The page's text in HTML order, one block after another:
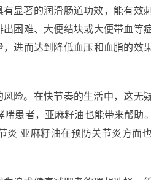
显著的润滑肠道功效，能有效
困难、大便结块或大便带血等
进而达到降低血压和血脂的效
险。在快节奏的生活中，这无
患者，亚麻籽油也能带来帮助
炎 亚麻籽油在预防关节炎方面